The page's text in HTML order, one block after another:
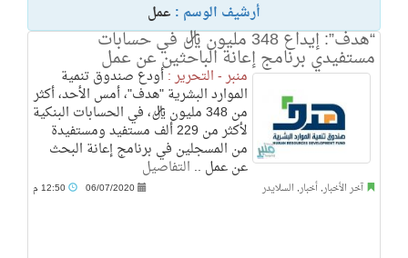
أرشيف الوسم : عمل
“هدف”: إيداع 348 مليون ريال في حسابات
مستفيدي برنامج إعانة الباحثين عن عمل
منبر - التحرير :أودع صندوق تنمية
الموارد البشرية "هدف"، أمس الأحد، أكثر
من 348 مليون ريال، في الحسابات البنكية
لأكثر من 229 ألف مستفيد ومستفيدة
من المسجلين في برنامج إعانة البحث
عن عمل .. التفاصيل
آخر الأخبار, أخبار, السلايدر 06/07/2020